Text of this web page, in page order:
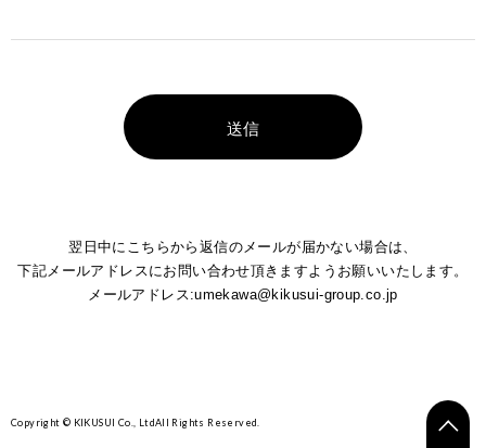
翌日中にこちらから返信のメールが届かない場合は、
下記メールアドレスにお問い合わせ頂きますようお願いいたします。
メールアドレス:umekawa@kikusui-group.co.jp
Copyright © KIKUSUI Co., LtdAll Rights Reserved.